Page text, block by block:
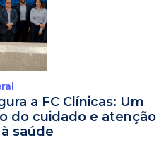
a FC Clínicas: Um
do cuidado e atenção
saúde